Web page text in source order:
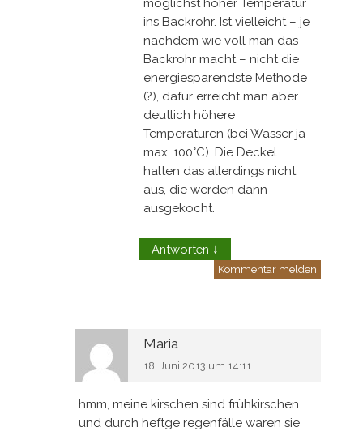
möglichst hoher Temperatur
ins Backrohr. Ist vielleicht – je
nachdem wie voll man das
Backrohr macht – nicht die
energiesparendste Methode
(?), dafür erreicht man aber
deutlich höhere
Temperaturen (bei Wasser ja
max. 100°C). Die Deckel
halten das allerdings nicht
aus, die werden dann
ausgekocht.
Antworten ↓
Kommentar melden
Maria
18. Juni 2013 um 14:11
hmm, meine kirschen sind frühkirschen
und durch heftge regenfälle waren sie